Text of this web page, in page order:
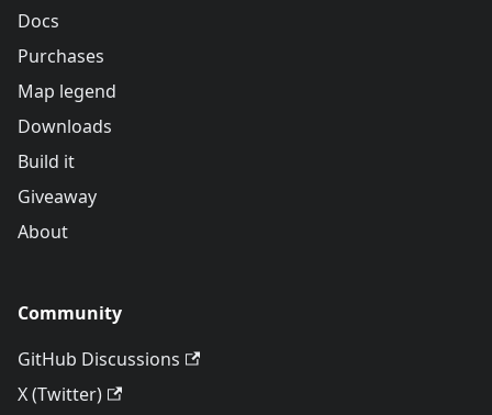
Docs
Purchases
Map legend
Downloads
Build it
Giveaway
About
Community
GitHub Discussions
X (Twitter)